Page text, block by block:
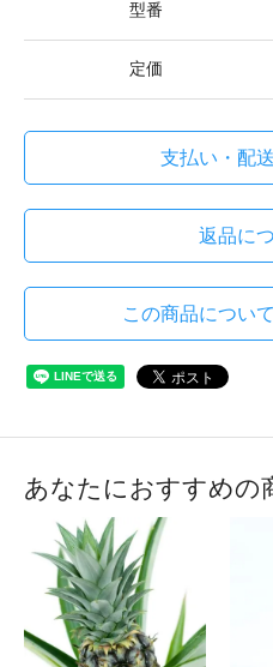
型番
定価
支払い・配
返品に
この商品につい
あなたにおすすめの